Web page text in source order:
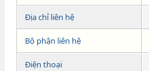
Địa chỉ liên hệ
Bộ phận liên hệ
Điện thoại